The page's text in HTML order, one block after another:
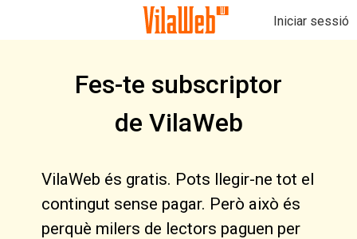
Iniciar sessió
Fes-te subscriptor
de VilaWeb
VilaWeb és gratis. Pots llegir-ne tot el
contingut sense pagar. Però això és
perquè milers de lectors paguen per